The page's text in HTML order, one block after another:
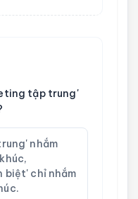
tập trung'
nhắm
biệt' chỉ nhắm